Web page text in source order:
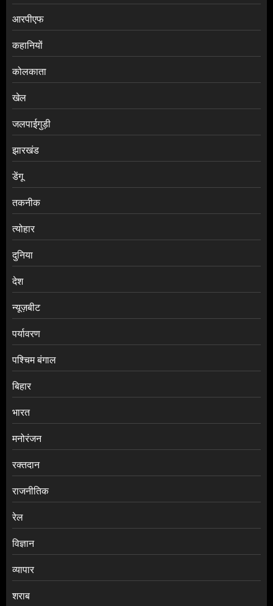
आरपीएफ
कहानियों
कोलकाता
खेल
जलपाईगुड़ी
झारखंड
डेंगू
तकनीक
त्योहार
दुनिया
देश
न्यूज़बीट
पर्यावरण
पश्चिम बंगाल
बिहार
भारत
मनोरंजन
रक्तदान
राजनीतिक
रेल
विज्ञान
व्यापार
शराब